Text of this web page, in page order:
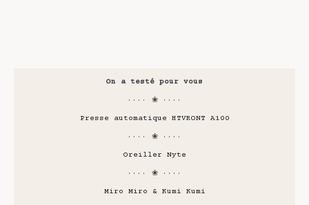
On a testé pour vous
···· ❀ ····
Presse automatique HTVRONT A100
···· ❀ ····
Oreiller Nyte
···· ❀ ····
Miro Miro & Kumi Kumi